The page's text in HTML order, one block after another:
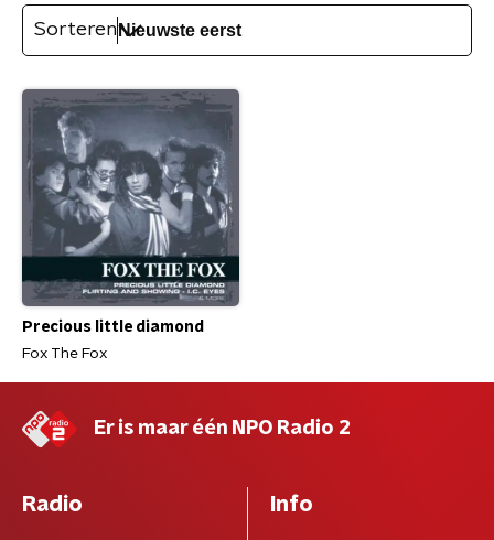
Sorteren
Precious little diamond
Fox The Fox
Er is maar één NPO Radio 2
Radio Info